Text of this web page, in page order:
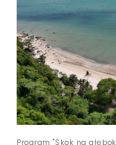
Program "Skok na